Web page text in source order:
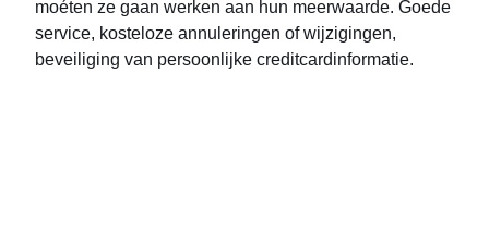
moéten ze gaan werken aan hun meerwaarde. Goede
service, kosteloze annuleringen of wijzigingen,
beveiliging van persoonlijke creditcardinformatie.